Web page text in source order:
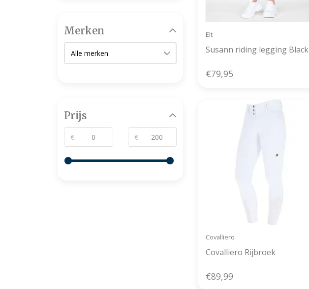
Elt
Susann riding legging Black
€79,95
Covalliero
Covalliero Rijbroek
€89,99
Merken
Prijs
€ €